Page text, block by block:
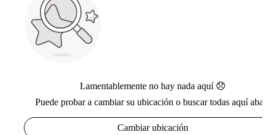
Lamentablemente no hay nada aquí 😞
Puede probar a cambiar su ubicación o buscar todas aquí
Cambiar ubicación